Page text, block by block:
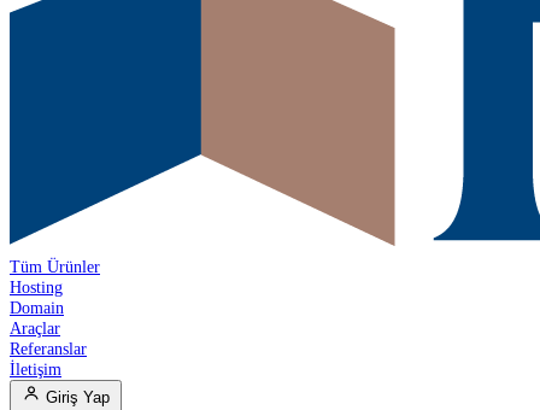
Tüm Ürünler
Hosting
Domain
Araçlar
Referanslar
İletişim
Giriş Yap